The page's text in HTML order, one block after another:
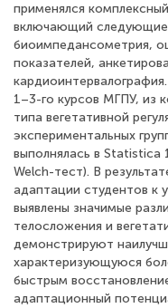
применялся
включающий
биоимпедансометрия,
показателей,
1–3-го курсов МГПУ, из
типа вегетативной
экспериментальных
выполнялась в Statistica
Welch-тест). В
адаптации студентов к
выявлены значимые
телосложения и
демонстрируют
характеризующуюся
быстрым
адаптационный